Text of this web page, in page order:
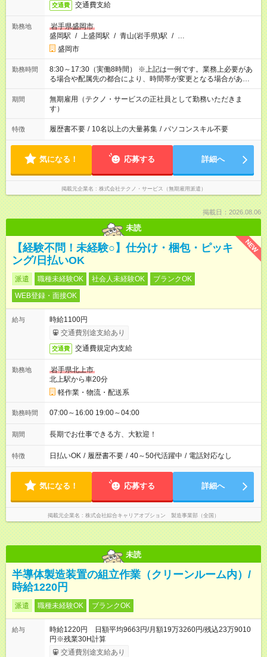
交通費 交通費支給
勤務地
岩手県盛岡市
盛岡駅 / 上盛岡駅 / 青山(岩手県)駅 / …
盛岡市
勤務時間
8:30～17:30（実働8時間） ※上記は一例です。業務上必要があ
る場合や配属先の都合により、時間帯が変更となる場合があり
ます。
期間
無期雇用（テクノ・サービスの正社員として勤務いただきま
す）
特徴 履歴書不要 / 10名以上の大量募集 / パソコンスキル不要
気になる！ 応募する 詳細へ
掲載元企業名 株式会社テクノ・サービス（無期雇用派遣）
掲載日：2026.08.06
未読
NEW
【経験不問！未経験○】仕分け・梱包・ピッキ
ング/日払いOK
派遣 職種未経験OK 社会人未経験OK
ブランクOK
WEB登録・面接OK
給与
時給1100円
交通費別途支給あり
交通費 交通費規定内支給
勤務地
岩手県北上市
北上駅から車20分
軽作業・物流・配送系
勤務時間 07:00～16:00 19:00～04:00
期間 長期でお仕事できる方、大歓迎！
特徴 日払いOK / 履歴書不要 / 40～50代活躍中 / 電話対応なし
気になる！ 応募する 詳細へ
掲載元企業名 株式会社綜合キャリアオプション 製造事業部（全国）
未読
半導体製造装置の組立作業（クリーンルーム内）/
時給1220円
派遣 職種未経験OK ブランクOK
給与
時給1220円 日額平均9663円/月額19万3260円/残込23万9010
円※残業30H計算
交通費別途支給あり